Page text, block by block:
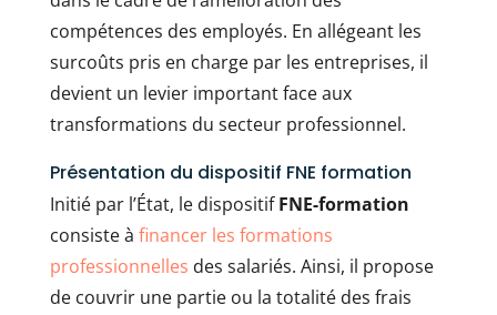
compétences des employés. En allégeant les
surcoûts pris en charge par les entreprises, il
devient un levier important face aux
transformations du secteur professionnel.
Présentation du dispositif FNE formation
Initié par l’État, le dispositifFNE-formation
consiste à financer les formations
professionnelles des salariés. Ainsi, il propose
de couvrir une partie ou la totalité des frais